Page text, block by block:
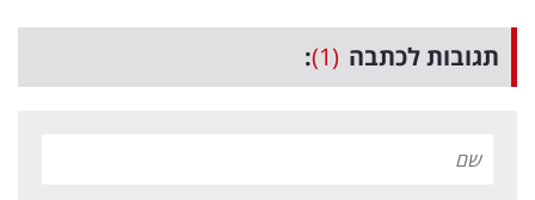
תגובות לכתבה (1)
: